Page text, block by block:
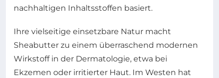
nachhaltigen Inhaltsstoffen basiert.
Ihre vielseitige einsetzbare Natur macht
Sheabutter zu einem überraschend modernen
Wirkstoff in der Dermatologie, etwa bei
Ekzemen oder irritierter Haut. Im Westen hat